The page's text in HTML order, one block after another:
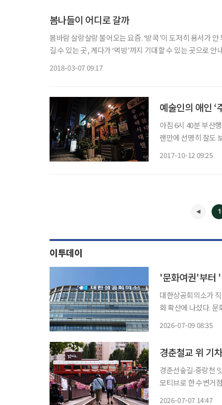
봄나들이 어디로 갈까
봄바람 살랑살랑 불어오는 요즘. ‘방콕’이 도저히 용서가
길 수 있는 곳, 게다가 ‘먹방’까지 기대할 수 있는 곳으로 안내해볼까 한다. 경춘선 기차여행[김유정역]_
2018-03-07 09:17
예술인의 애인 ‘
아침 6시 40분 부산
랜만에 선명히 잘도
2017-10-12 09:25
1
이투데이
대한상공회의소가
화 확산에 나섰다.
2026-07-09 08:35
경춘선숲길‧중랑천 잇는 새 힐링 명소 서울특별
모티브로 한 수변거
2026-07-07 14:47